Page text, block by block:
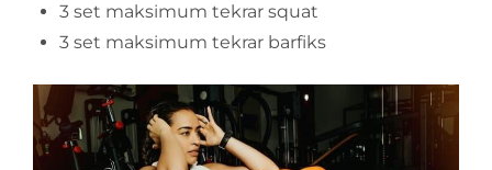
3 set maksimum tekrar squat
3 set maksimum tekrar barfiks